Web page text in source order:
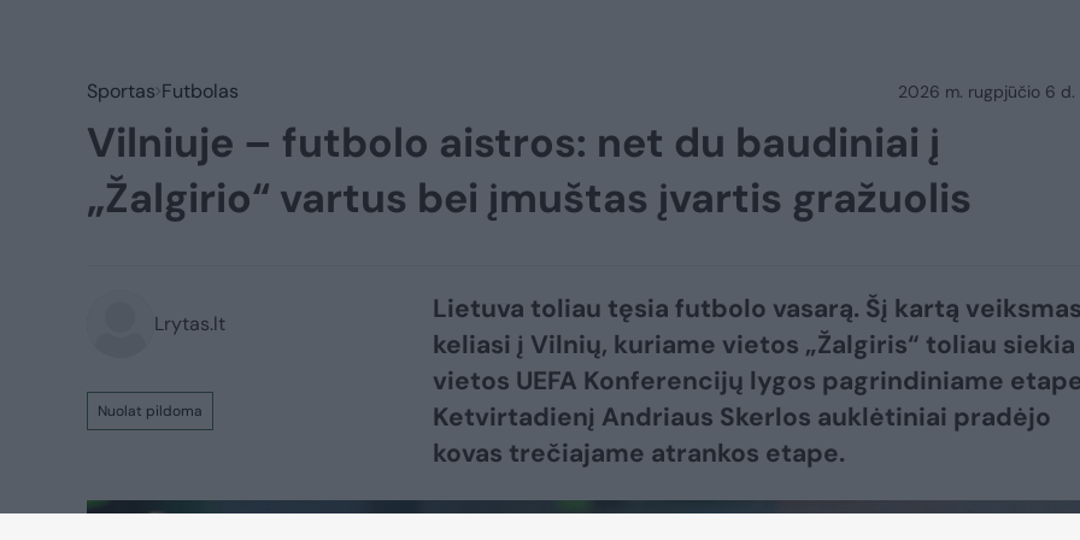
Sportas Futbolas 2026 m. rugpjūčio 6 d.
Vilniuje – futbolo aistros: net du baudiniai į
„Žalgirio“ vartus bei įmuštas įvartis gražuolis
Lrytas.lt
Nuolat pildoma
Lietuva toliau tęsia futbolo vasarą. Šį kartą veiksmas
keliasi į Vilnių, kuriame vietos „Žalgiris“ toliau siekia
vietos UEFA Konferencijų lygos pagrindiniame
Ketvirtadienį Andriaus Skerlos auklėtiniai pradėjo
kovas trečiajame atrankos etape.